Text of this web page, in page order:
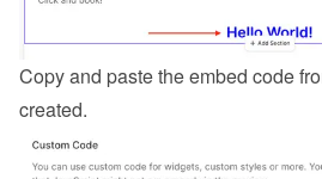
Copy and paste the embed code
created.